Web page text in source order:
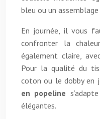
bleu ou un
En journée, il vous
confronter la
également claire,
Pour la qualité du
coton ou le dobby en
en popeline
élégantes.